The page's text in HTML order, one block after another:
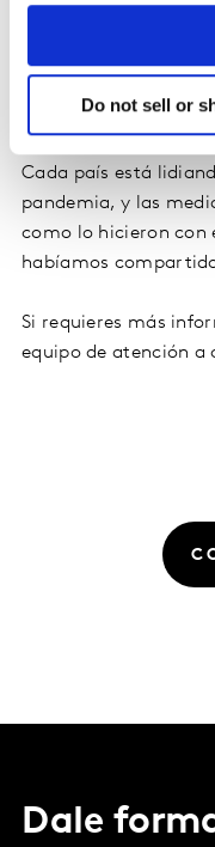
Do not sell or
presentaron una
destacando Brasil,
Cada país está
pandemia, y las
como lo hicieron con
habíamos
Si requieres más
equipo de atención a
Dale